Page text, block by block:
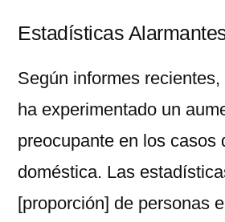
Estadísticas
Según informes
ha experimentado un
preocupante en los casos
doméstica. Las
[proporción] de personas